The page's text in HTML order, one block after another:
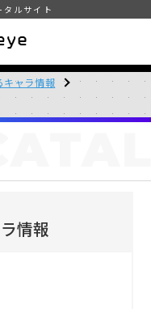
タルサイト
キャラ情報
情報